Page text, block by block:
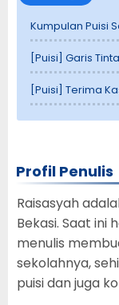
Kumpulan Puisi
[Puisi] Garis
[Puisi] Terima
Profil Penulis
Raisasyah
Bekasi. Saat
menulis
sekolahnya,
puisi dan juga